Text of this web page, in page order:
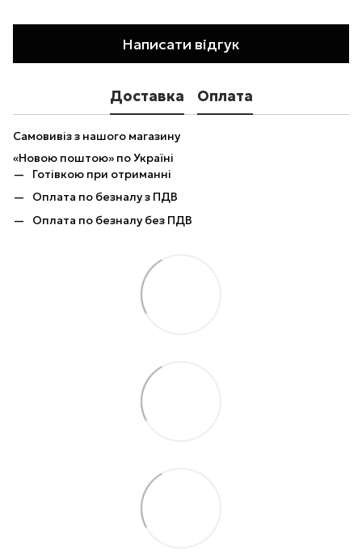
Написати відгук
Доставка Оплата
Самовивіз з нашого магазину
«Новою поштою» по Україні
Готівкою при отриманні
Оплата по безналу з ПДВ
Оплата по безналу без ПДВ